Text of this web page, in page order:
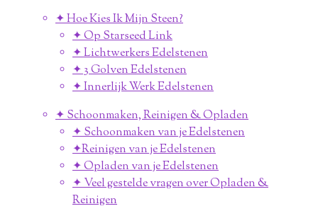
✦ Hoe Kies Ik Mijn Steen?
✦ Op Starseed Link
✦ Lichtwerkers Edelstenen
✦ 3 Golven Edelstenen
✦ Innerlijk Werk Edelstenen
✦ Schoonmaken, Reinigen & Opladen
✦ Schoonmaken van je Edelstenen
✦Reinigen van je Edelstenen
✦ Opladen van je Edelstenen
✦ Veel gestelde vragen over Opladen &
Reinigen